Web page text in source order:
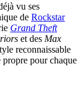
vu ses
de Rockstar
Grand Theft
et des Max
reconnaissable
propre pour chaque